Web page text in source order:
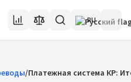
RU
/Платежная система КР: